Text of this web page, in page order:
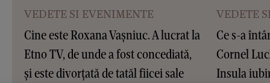
VEDETE SI EVENIMENTE
Cine este Roxana Vașniuc. A lucrat la
Etno TV, de unde a fost concediată,
și este divorțată de tatăl fiicei sale
VEDETE
Ce s-a
Cornel
Insula